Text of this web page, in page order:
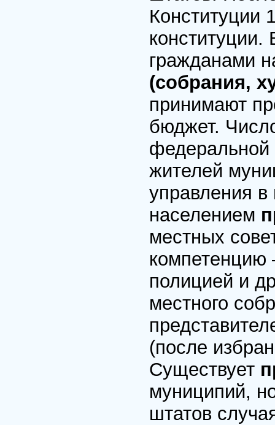
Конституции
гражданами
(собрания,
принимают
бюджет.
федеральной
жителей
управления
населением
местных
компетенцию
полицией и
местного
(после
Существует
муниципий,
штатов